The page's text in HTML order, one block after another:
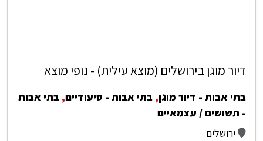
דיור מוגן בירושלים (מוצא עילית) - נופי מוצא
בתי אבות - דיור מוגן, בתי אבות - סיעודיים, בתי אבות
- תשושים / עצמאיים
ירושלים